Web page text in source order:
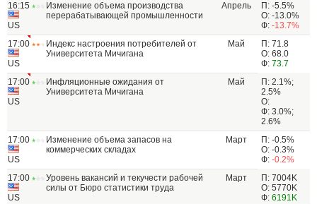
16:15
US
Изменение объема производства
перерабатывающей промышленности
Апрель
П: -5.5%
О: -13.0%
Ф: -13.7%
17:00
US
Индекс настроения потребителей от
Университета Мичигана
Май
П: 71.8
О: 68.0
Ф: 73.7
17:00
US
Инфляционные ожидания от
Университета Мичигана
Май
П: 2.1%;
2.5%
О:
Ф: 3.0%;
2.6%
17:00
US
Изменение объема запасов на
коммерческих складах
Март
П: -0.5%
О: -0.3%
Ф: -0.2%
17:00
US
Уровень вакансий и текучести рабочей
силы от Бюро статистики труда
Март
П: 7004K
О: 5770K
Ф: 6191K